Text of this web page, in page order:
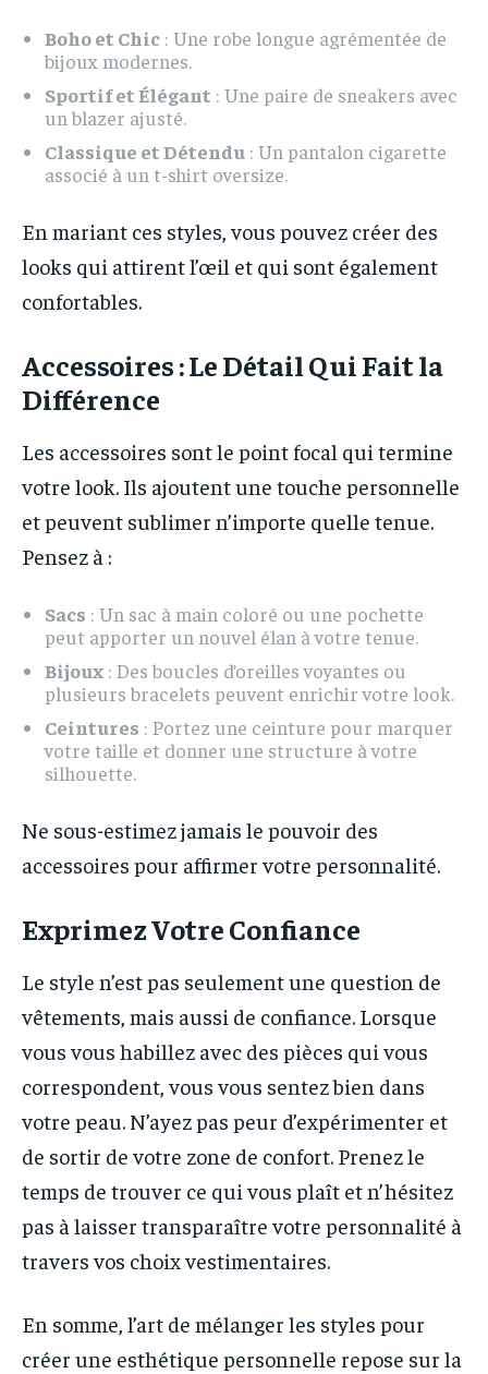
Boho et Chic : Une robe longue agrémentée de
bijoux modernes.
Sportif et Élégant : Une paire de sneakers avec
un blazer ajusté.
Classique et Détendu : Un pantalon cigarette
associé à un t-shirt oversize.
En mariant ces styles, vous pouvez créer des
looks qui attirent l’œil et qui sont également
confortables.
Accessoires : Le Détail Qui Fait la
Différence
Les accessoires sont le point focal qui termine
votre look. Ils ajoutent une touche personnelle
et peuvent sublimer n’importe quelle tenue.
Pensez à :
Sacs : Un sac à main coloré ou une pochette
peut apporter un nouvel élan à votre tenue.
Bijoux : Des boucles d’oreilles voyantes ou
plusieurs bracelets peuvent enrichir votre look.
Ceintures : Portez une ceinture pour marquer
votre taille et donner une structure à votre
silhouette.
Ne sous-estimez jamais le pouvoir des
accessoires pour affirmer votre personnalité.
Exprimez Votre Confiance
Le style n’est pas seulement une question de
vêtements, mais aussi de confiance. Lorsque
vous vous habillez avec des pièces qui vous
correspondent, vous vous sentez bien dans
votre peau. N’ayez pas peur d’expérimenter et
de sortir de votre zone de confort. Prenez le
temps de trouver ce qui vous plaît et n’hésitez
pas à laisser transparaître votre personnalité à
travers vos choix vestimentaires.
En somme, l’art de mélanger les styles pour
créer une esthétique personnelle repose sur la